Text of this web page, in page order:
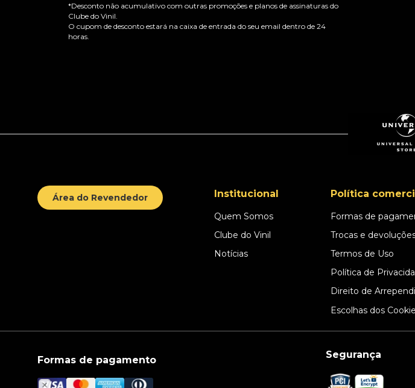
*Desconto não acumulativo com outras promoções e planos de assinaturas do
Clube do Vinil.
O cupom de desconto estará na caixa de entrada do seu email dentro de 24
horas.
Área do Revendedor Institucional
Quem Somos
Clube do Vinil
Notícias
Política
Formas de
Trocas e
Termos de Uso
Política de
Direito de
Escolhas dos
Formas de pagamento Segurança